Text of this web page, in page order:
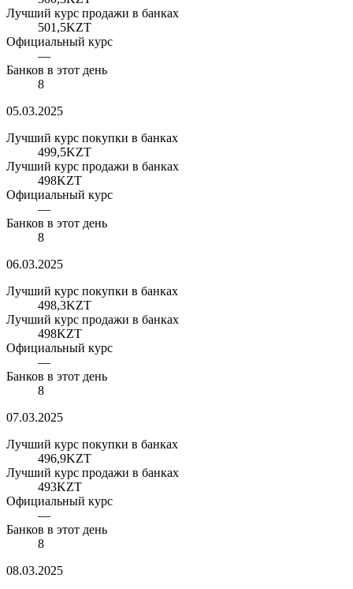
Лучший курс продажи в банках
501,5KZT
Официальный курс
—
Банков в этот день
8
05.03.2025
Лучший курс покупки в банках
499,5KZT
Лучший курс продажи в банках
498KZT
Официальный курс
—
Банков в этот день
8
06.03.2025
Лучший курс покупки в банках
498,3KZT
Лучший курс продажи в банках
498KZT
Официальный курс
—
Банков в этот день
8
07.03.2025
Лучший курс покупки в банках
496,9KZT
Лучший курс продажи в банках
493KZT
Официальный курс
—
Банков в этот день
8
08.03.2025